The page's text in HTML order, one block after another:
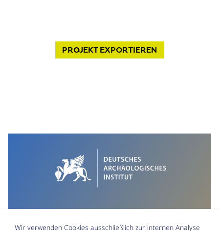
PROJEKTEXPORTIEREN
Wir verwenden Cookies ausschließlich zur internen Analyse